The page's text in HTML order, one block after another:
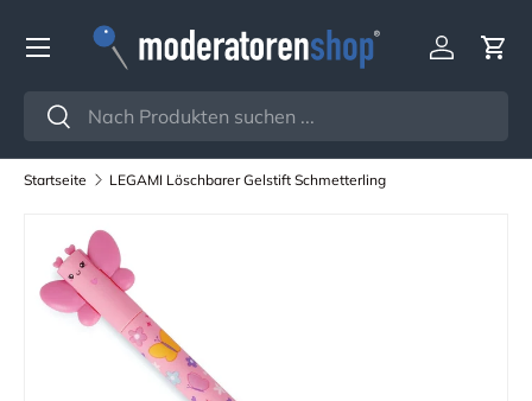
Direkt zum Inhalt
Suchen
Suchen
Einloggen
Menü
Startseite LEGAMI Löschbarer Gelstift Schmetterling
Zu Produktinformationen springen